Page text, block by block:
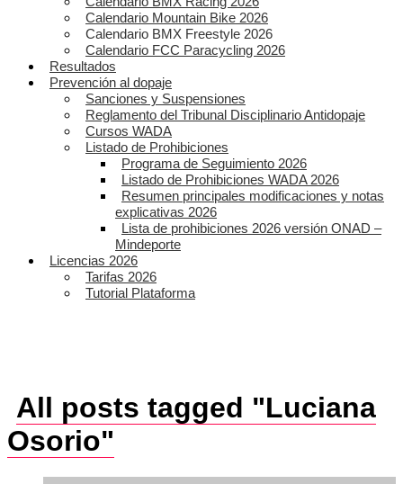
Calendario Mountain Bike 2026
Calendario BMX Freestyle 2026
Calendario FCC Paracycling 2026
Resultados
Prevención al dopaje
Sanciones y Suspensiones
Reglamento del Tribunal Disciplinario Antidopaje
Cursos WADA
Listado de Prohibiciones
Programa de Seguimiento 2026
Listado de Prohibiciones WADA 2026
Resumen principales modificaciones y notas
explicativas 2026
Lista de prohibiciones 2026 versión ONAD –
Mindeporte
Licencias 2026
Tarifas 2026
Tutorial Plataforma
All posts tagged "Luciana
Osorio"